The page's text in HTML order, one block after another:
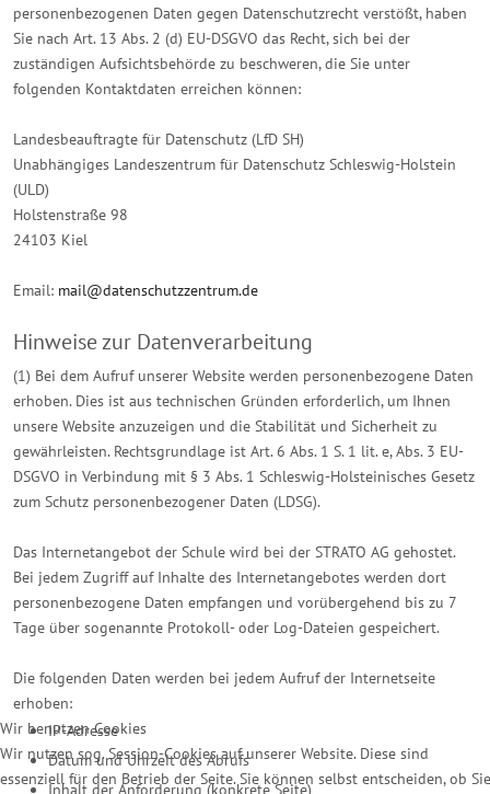
personenbezogenen Daten gegen Datenschutzrecht verstößt, haben
Sie nach Art. 13 Abs. 2 (d) EU-DSGVO das Recht, sich bei der
zuständigen Aufsichtsbehörde zu beschweren, die Sie unter
folgenden Kontaktdaten erreichen können:
Landesbeauftragte für Datenschutz (LfD SH)
Unabhängiges Landeszentrum für Datenschutz Schleswig-Holstein
(ULD)
Holstenstraße 98
24103 Kiel
Email: mail@datenschutzzentrum.de
Hinweise zur Datenverarbeitung
(1) Bei dem Aufruf unserer Website werden personenbezogene Daten
erhoben. Dies ist aus technischen Gründen erforderlich, um Ihnen
unsere Website anzuzeigen und die Stabilität und Sicherheit zu
gewährleisten. Rechtsgrundlage ist Art. 6 Abs. 1 S. 1 lit. e, Abs. 3 EU-
DSGVO in Verbindung mit § 3 Abs. 1 Schleswig-Holsteinisches Gesetz
zum Schutz personenbezogener Daten (LDSG).
Das Internetangebot der Schule wird bei der STRATO AG gehostet.
Bei jedem Zugriff auf Inhalte des Internetangebotes werden dort
personenbezogene Daten empfangen und vorübergehend bis zu 7
Tage über sogenannte Protokoll- oder Log-Dateien gespeichert.
Die folgenden Daten werden bei jedem Aufruf der Internetseite
erhoben:
IP-Adresse
Datum und Uhrzeit des Abrufs
Inhalt der Anforderung (konkrete Seite)
Wir benutzen Cookies
Wir nutzen sog. Session-Cookies auf unserer Website. Diese sind
essenziell für den Betrieb der Seite. Sie können selbst entscheiden, ob Sie